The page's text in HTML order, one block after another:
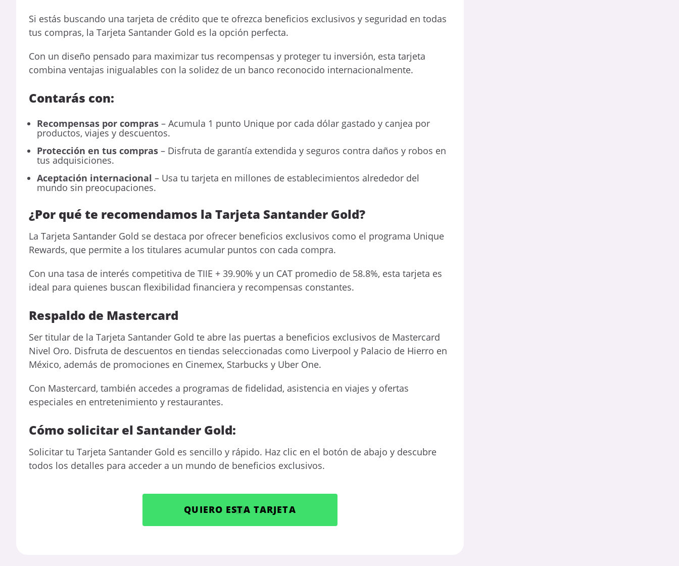
Si estás buscando una tarjeta de crédito que te ofrezca beneficios exclusivos y seguridad en todas
tus compras, la Tarjeta Santander Gold es la opción perfecta.
Con un diseño pensado para maximizar tus recompensas y proteger tu inversión, esta tarjeta
combina ventajas inigualables con la solidez de un banco reconocido internacionalmente.
Contarás con:
Recompensas por compras – Acumula 1 punto Unique por cada dólar gastado y canjea por
productos, viajes y descuentos.
Protección en tus compras – Disfruta de garantía extendida y seguros contra daños y robos en
tus adquisiciones.
Aceptación internacional – Usa tu tarjeta en millones de establecimientos alrededor del
mundo sin preocupaciones.
¿Por qué te recomendamos la Tarjeta Santander Gold?
La Tarjeta Santander Gold se destaca por ofrecer beneficios exclusivos como el programa Unique
Rewards, que permite a los titulares acumular puntos con cada compra.
Con una tasa de interés competitiva de TIIE + 39.90% y un CAT promedio de 58.8%, esta tarjeta es
ideal para quienes buscan flexibilidad financiera y recompensas constantes.
Respaldo de Mastercard
Ser titular de la Tarjeta Santander Gold te abre las puertas a beneficios exclusivos de Mastercard
Nivel Oro. Disfruta de descuentos en tiendas seleccionadas como Liverpool y Palacio de Hierro en
México, además de promociones en Cinemex, Starbucks y Uber One.
Con Mastercard, también accedes a programas de fidelidad, asistencia en viajes y ofertas
especiales en entretenimiento y restaurantes.
Cómo solicitar el Santander Gold:
Solicitar tu Tarjeta Santander Gold es sencillo y rápido. Haz clic en el botón de abajo y descubre
todos los detalles para acceder a un mundo de beneficios exclusivos.
QUIERO ESTA TARJETA